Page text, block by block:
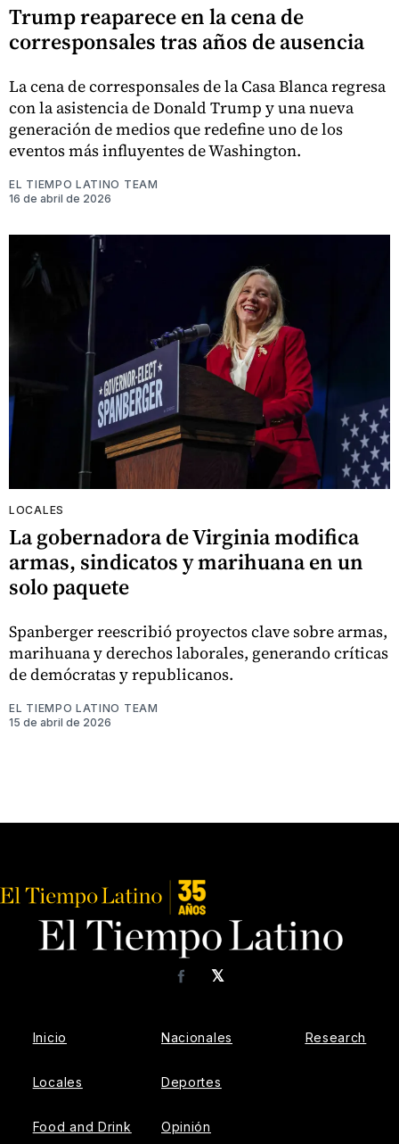
Trump reaparece en la cena de
corresponsales tras años de ausencia
La cena de corresponsales de la Casa Blanca regresa
con la asistencia de Donald Trump y una nueva
generación de medios que redefine uno de los
eventos más influyentes de Washington.
EL TIEMPO LATINO TEAM
16 de abril de 2026
LOCALES
La gobernadora de Virginia modifica
armas, sindicatos y marihuana en un
solo paquete
Spanberger reescribió proyectos clave sobre armas,
marihuana y derechos laborales, generando críticas
de demócratas y republicanos.
EL TIEMPO LATINO TEAM
15 de abril de 2026
𝕏
Facebook
Inicio
Locales
Food and Drink
Nacionales
Deportes
Opinión
Research